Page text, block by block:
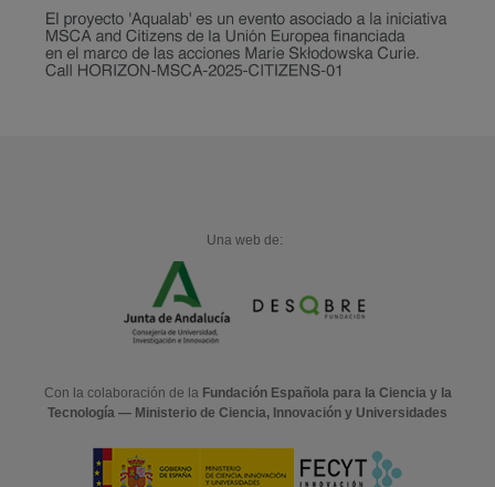
Una web de:
Con la colaboración de la Fundación Española para la Ciencia y la
Tecnología — Ministerio de Ciencia, Innovación y Universidades